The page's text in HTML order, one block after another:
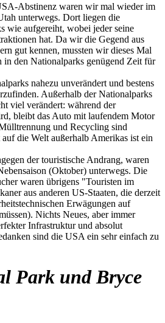
Abstinenz waren wir mal wieder im
unterwegs. Dort liegen die
wie aufgereiht, wobei jeder seine
hat. Da wir die Gegend aus
gut kennen, mussten wir dieses Mal
in den Nationalparks genügend Zeit für
nahezu unverändert und bestens
Außerhalb der Nationalparks
viel verändert: während der
bleibt das Auto mit laufendem Motor
und Recycling sind
die Welt außerhalb Amerikas ist ein
der touristische Andrang, waren
(Oktober) unterwegs. Die
waren übrigens "Touristen im
aus anderen US-Staaten, die derzeit
Erwägungen auf
Nichts Neues, aber immer
Infrastruktur und absolut
sind die USA ein sehr einfach zu
Park und Bryce